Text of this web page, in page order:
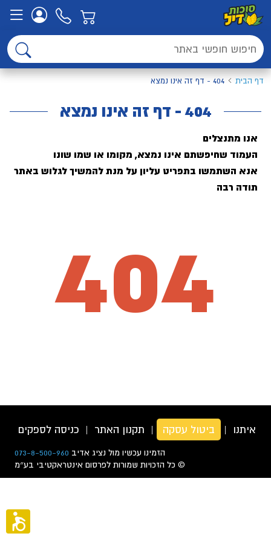
דף הבית 404 - דף זה אינו נמצא
404 - דף זה אינו נמצא
אנו מתנצלים
העמוד שחיפשתם אינו נמצא, מקומו או שמו שונו
אנא השתמשו בתפריט עליון על מנת להמשיך לגלוש באתר
תודה רבה
404
איתנו | ביטול עסקה | תקנון האתר | כניסה לספקים
הזמינו עכשיו מול נציג אדיב 073-8-500-960
© כל הזכויות שמורות לפרסום אינטראקטיבי בע״מ